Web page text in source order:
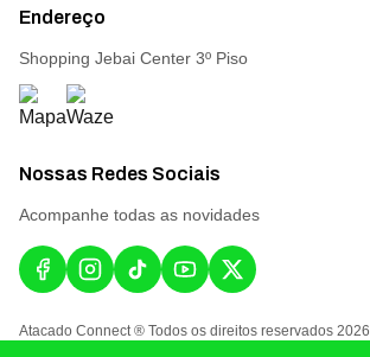
Endereço
Shopping Jebai Center 3º Piso
Nossas Redes Sociais
Acompanhe todas as novidades
Atacado Connect ® Todos os direitos reservados 2026